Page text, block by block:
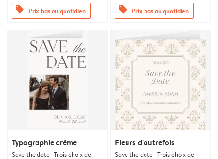
offers Prix bas au quotidien offers Prix bas au quotidien
Typographie crème
Save the date | Trois choix de
Fleurs d'autrefois
Save the date | Trois choix de